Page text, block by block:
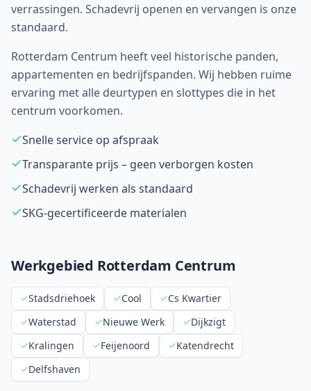
verrassingen. Schadevrij openen en vervangen is onze
standaard.
Rotterdam Centrum heeft veel historische panden,
appartementen en bedrijfspanden. Wij hebben ruime
ervaring met alle deurtypen en slottypes die in het
centrum voorkomen.
Snelle service op afspraak
Transparante prijs – geen verborgen kosten
Schadevrij werken als standaard
SKG-gecertificeerde materialen
Werkgebied Rotterdam Centrum
Stadsdriehoek Cool
Cs Kwartier
Waterstad
Nieuwe Werk
Dijkzigt
Kralingen
Feijenoord
Katendrecht
Delfshaven